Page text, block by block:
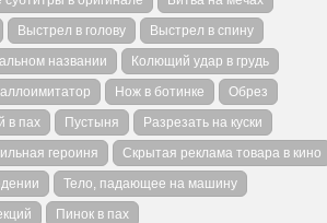
Выстрел в голову
Выстрел в спину
названии
Колющий удар в грудь
Нож в ботинке
Обрез
в пах Пустыня
Разрезать на куски
героиня
Скрытая реклама товара в кино
Тело, падающее на машину
Пинок в пах